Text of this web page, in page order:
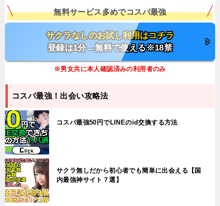
無料サービス多めでコスパ最強
サクラなしのお試し利用はコチラ
登録は1分→無料で使える※18禁
※男女共に本人確認済みの利用者のみ
コスパ最強！出会い攻略法
コスパ最強50円でLINEのid交換する方法
サクラ無しだから初心者でも簡単に出会える【国
内最強神サイト７選】